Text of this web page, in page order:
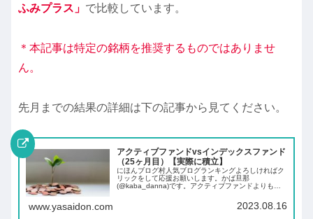
ふみプラス」 で比較しています。
＊本記事は特定の銘柄を推奨するものではありませ
ん。
先月までの結果の詳細は下の記事から見てください。
アクティブファンドvsインデックスファンド
（25ヶ月目）【実際に積立】
にほんブログ村人気ブログランキングよろしければク
リックをして応援お願いします。かば旦那
(@kaba_danna)です。アクティブファンドよりも長
高くなると聞いたことがある方もいらっしゃるので
www.yasaidon.com 2023.08.16